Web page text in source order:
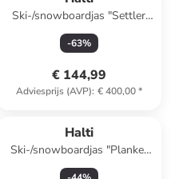
Ski-/snowboardjas "Settler
DX" paars
-63%
€ 144,99
Adviesprijs (AVP): € 400,00*
Halti
Ski-/snowboardjas "Planker
DX" zwart